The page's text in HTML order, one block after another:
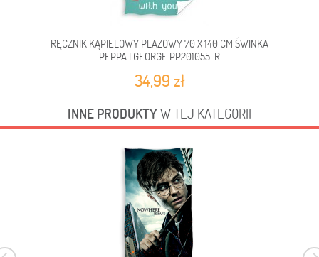
RĘCZNIK KĄPIELOWY PLAŻOWY 70 X 140 CM ŚWINKA
PEPPA I GEORGE PP201055-R
34,99 zł
INNE PRODUKTYW TEJ KATEGORII